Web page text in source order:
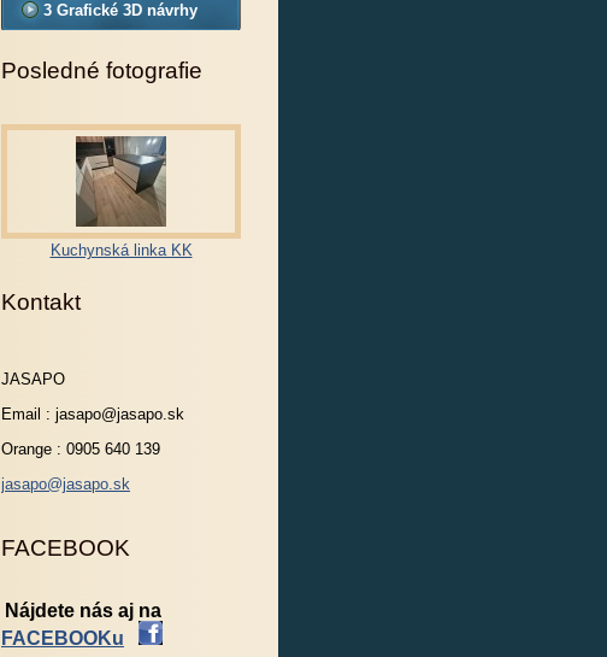
3 Grafické 3D návrhy
Posledné fotografie
Kuchynská linka KK
Kontakt
JASAPO
Email : jasapo@jasapo.sk
Orange : 0905 640 139
jasapo@jasapo.sk
FACEBOOK
Nájdete nás aj na
FACEBOOKu